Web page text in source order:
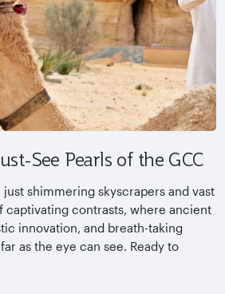
See Pearls of the GCC
just shimmering skyscrapers and vast
captivating contrasts, where ancient
innovation, and breath-taking
as the eye can see. Ready to